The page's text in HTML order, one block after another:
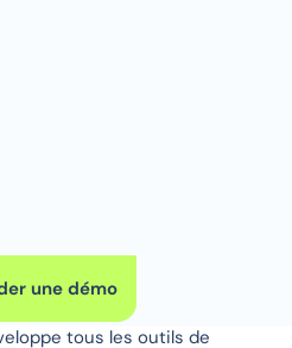
une démo
tous les outils de